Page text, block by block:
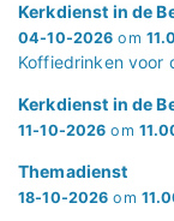
Kerkdienst in de
04-10-2026 om
Koffiedrinken voor
Kerkdienst in de
11-10-2026 om
Themadienst
18-10-2026 om